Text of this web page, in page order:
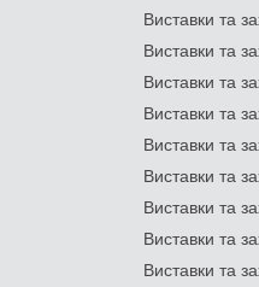
Виставки та
Виставки та
Виставки та
Виставки та
Виставки та
Виставки та
Виставки та
Виставки та
Виставки та